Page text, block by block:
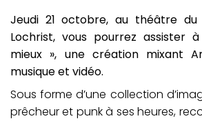
Jeudi 21 octobre, au théâtre du
Lochrist, vous pourrez assister
mieux », une création mixant
musique et vidéo.
Sous forme d’une collection
prêcheur et punk à ses heures,